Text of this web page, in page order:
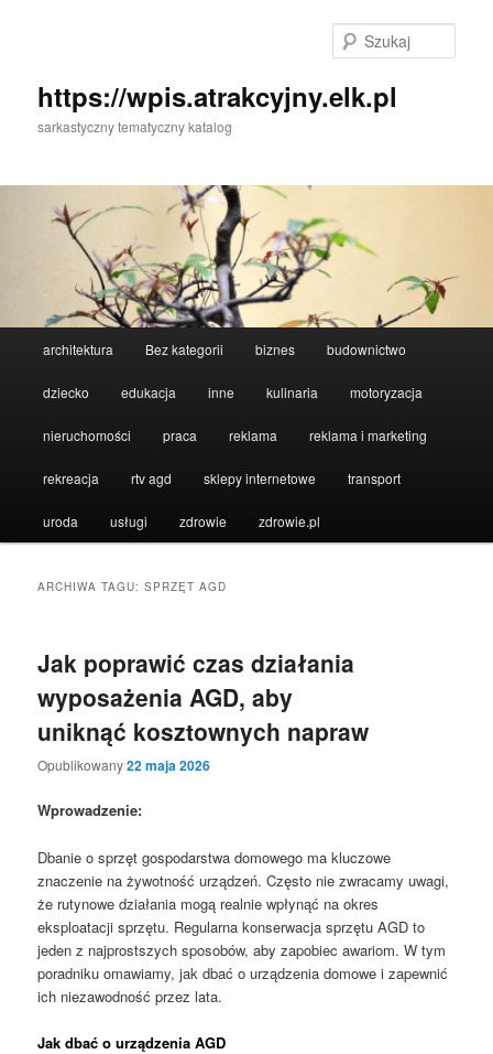
https://wpis.atrakcyjny.elk.pl
sarkastyczny tematyczny katalog
architektura Bez kategorii biznes budownictwo
dziecko edukacja inne kulinaria motoryzacja
nieruchomości praca reklama reklama i marketing
rekreacja rtv agd sklepy internetowe transport
uroda usługi zdrowie zdrowie.pl
ARCHIWA TAGU:SPRZĘT AGD
Jak poprawić czas działania
wyposażenia AGD, aby
uniknąć kosztownych napraw
Opublikowany22 maja 2026
Wprowadzenie:
Dbanie o sprzęt gospodarstwa domowego ma kluczowe
znaczenie na żywotność urządzeń. Często nie zwracamy uwagi,
że rutynowe działania mogą realnie wpłynąć na okres
eksploatacji sprzętu. Regularna konserwacja sprzętu AGD to
jeden z najprostszych sposobów, aby zapobiec awariom. W tym
poradniku omawiamy, jak dbać o urządzenia domowe i zapewnić
ich niezawodność przez lata.
Jak dbać o urządzenia AGD